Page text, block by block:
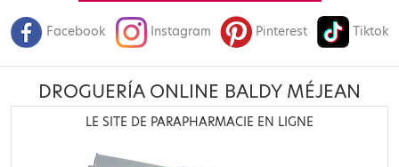
Facebook Instagram Pinterest Tiktok
DROGUERÍA ONLINE BALDY MÉJEAN
LE SITE DE PARAPHARMACIE EN LIGNE